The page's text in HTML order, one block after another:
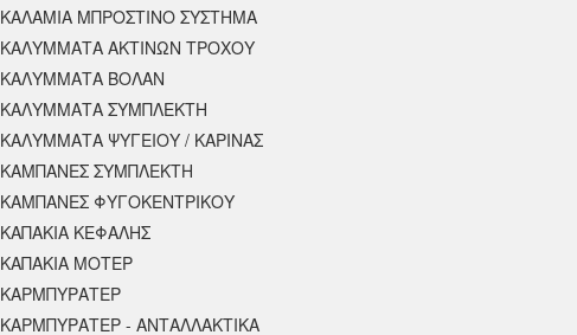
ΚΑΛΑΜΙΑ ΜΠΡΟΣΤΙΝΟ ΣΥΣΤΗΜΑ
ΚΑΛΥΜΜΑΤΑ ΑΚΤΙΝΩΝ ΤΡΟΧΟΥ
ΚΑΛΥΜΜΑΤΑ ΒΟΛΑΝ
ΚΑΛΥΜΜΑΤΑ ΣΥΜΠΛΕΚΤΗ
ΚΑΛΥΜΜΑΤΑ ΨΥΓΕΙΟΥ / ΚΑΡΙΝΑΣ
ΚΑΜΠΑΝΕΣ ΣΥΜΠΛΕΚΤΗ
ΚΑΜΠΑΝΕΣ ΦΥΓΟΚΕΝΤΡΙΚΟΥ
ΚΑΠΑΚΙΑ ΚΕΦΑΛΗΣ
ΚΑΠΑΚΙΑ ΜΟΤΕΡ
ΚΑΡΜΠΥΡΑΤΕΡ
ΚΑΡΜΠΥΡΑΤΕΡ - ΑΝΤΑΛΛΑΚΤΙΚΑ